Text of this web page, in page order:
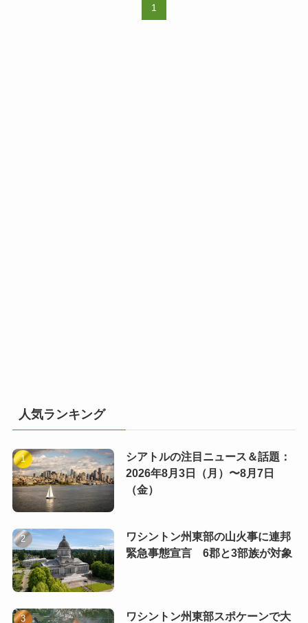
1
人気ランキング
シアトルの注目ニュース＆話題：
2026年8月3日（月）〜8月7日
（金）
ワシントン州東部の山火事に連邦
緊急事態宣言 6郡と3部族が対象
ワシントン州東部スポケーンで大